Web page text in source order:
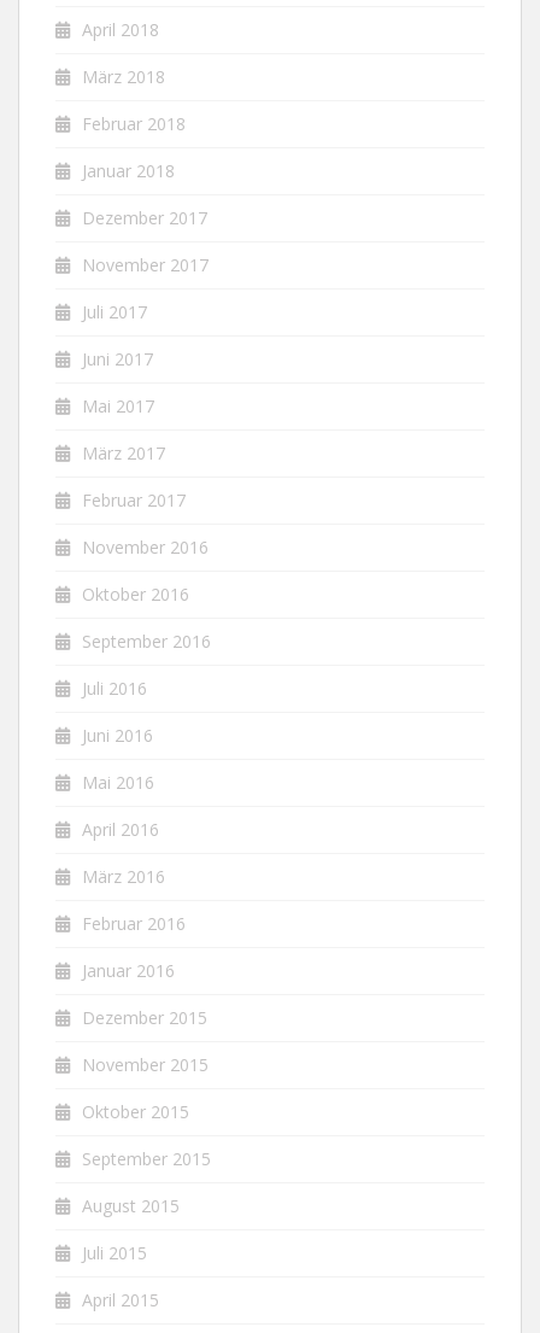
April 2018
März 2018
Februar 2018
Januar 2018
Dezember 2017
November 2017
Juli 2017
Juni 2017
Mai 2017
März 2017
Februar 2017
November 2016
Oktober 2016
September 2016
Juli 2016
Juni 2016
Mai 2016
April 2016
März 2016
Februar 2016
Januar 2016
Dezember 2015
November 2015
Oktober 2015
September 2015
August 2015
Juli 2015
April 2015